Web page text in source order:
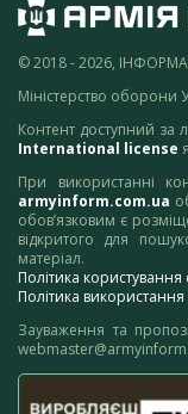
© 2018 - 2026,
Міністерство оборони
Контент доступний за
International license
При використанні
armyinform.com.ua
обов’язковим є
відкритого для
матеріал.
Політика
Політика
Зауваження та